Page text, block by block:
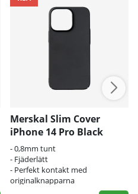
Merskal Slim Cover
iPhone 14 Pro Black
- 0,8mm tunt
- Fjäderlätt
- Perfekt kontakt med
originalknapparna